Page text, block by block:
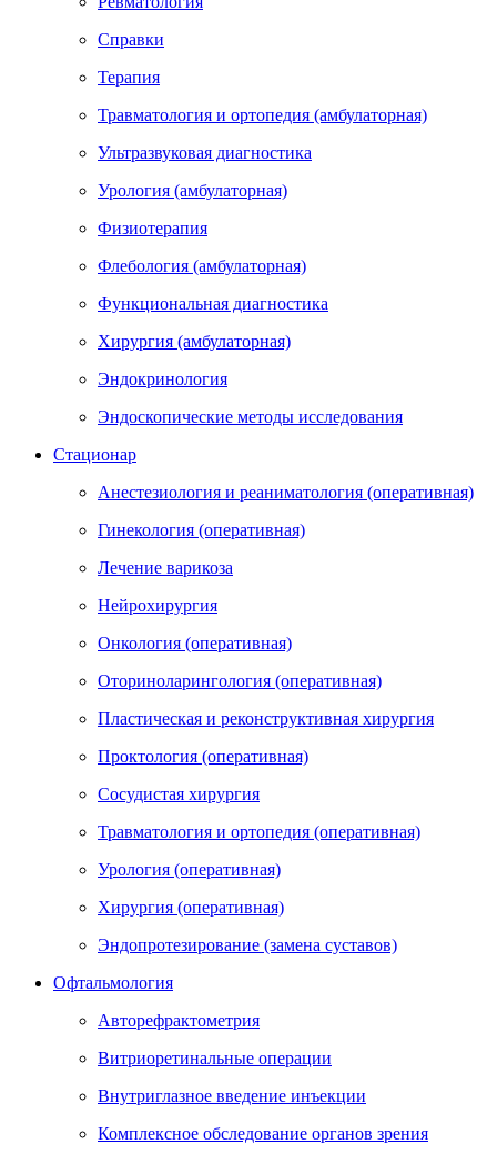
Справки
Терапия
Травматология и ортопедия (амбулаторная)
Ультразвуковая диагностика
Урология (амбулаторная)
Физиотерапия
Флебология (амбулаторная)
Функциональная диагностика
Хирургия (амбулаторная)
Эндокринология
Эндоскопические методы исследования
Стационар
Анестезиология и реаниматология (оперативная)
Гинекология (оперативная)
Лечение варикоза
Нейрохирургия
Онкология (оперативная)
Оториноларингология (оперативная)
Пластическая и реконструктивная хирургия
Проктология (оперативная)
Сосудистая хирургия
Травматология и ортопедия (оперативная)
Урология (оперативная)
Хирургия (оперативная)
Эндопротезирование (замена суставов)
Офтальмология
Авторефрактометрия
Витриоретинальные операции
Внутриглазное введение инъекции
Комплексное обследование органов зрения